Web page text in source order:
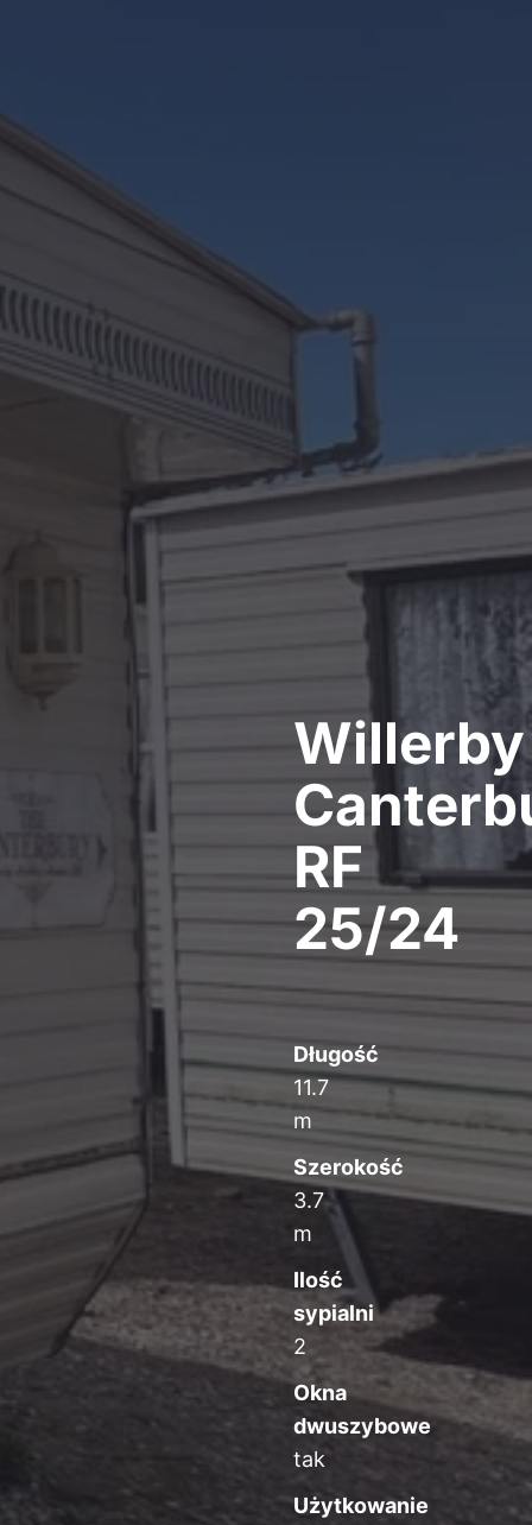
Willerby
RF
25/24
Długość
11.7
m
Szerokość
3.7
m
Ilość
sypialni
2
Okna
dwuszybowe
tak
Użytkowanie